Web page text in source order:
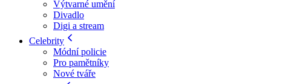
Výtvarné umění
Divadlo
Digi a stream
Celebrity
Módní policie
Pro pamětníky
Nové tváře